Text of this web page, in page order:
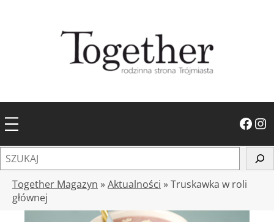
Facebook Instagram
z
Together Magazyn »Aktualności »Truskawka w roli
głównej